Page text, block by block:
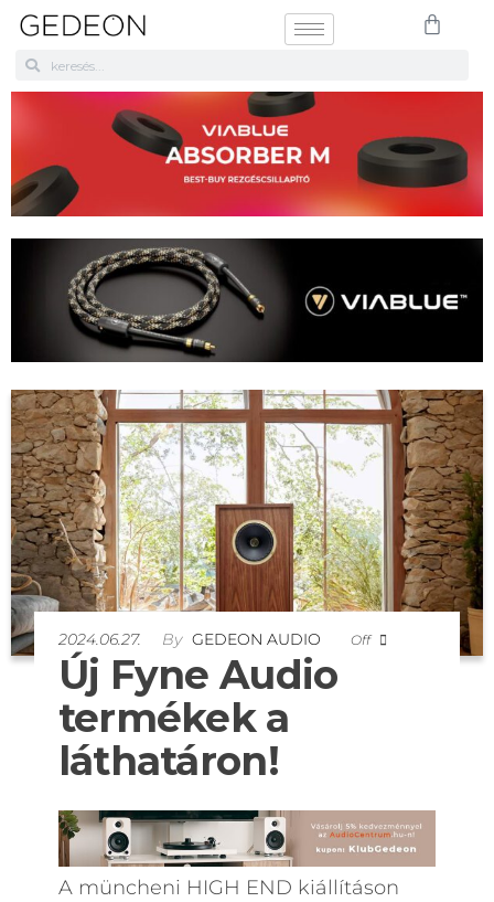
2024.06.27. By GEDEON AUDIO Off
Új Fyne Audio
termékek a
láthatáron!
A müncheni HIGH END kiállításon